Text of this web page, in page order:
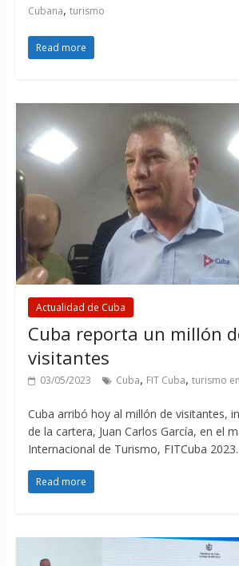
Cubana, turismo
Read more
Actualidad de Cuba
Cuba reporta un millón
visitantes
03/05/2023 Cuba, FIT Cuba, turismo
Cuba arribó hoy al millón de visitantes,
de la cartera, Juan Carlos García, en el
Internacional de Turismo, FITCuba 2023.
Read more